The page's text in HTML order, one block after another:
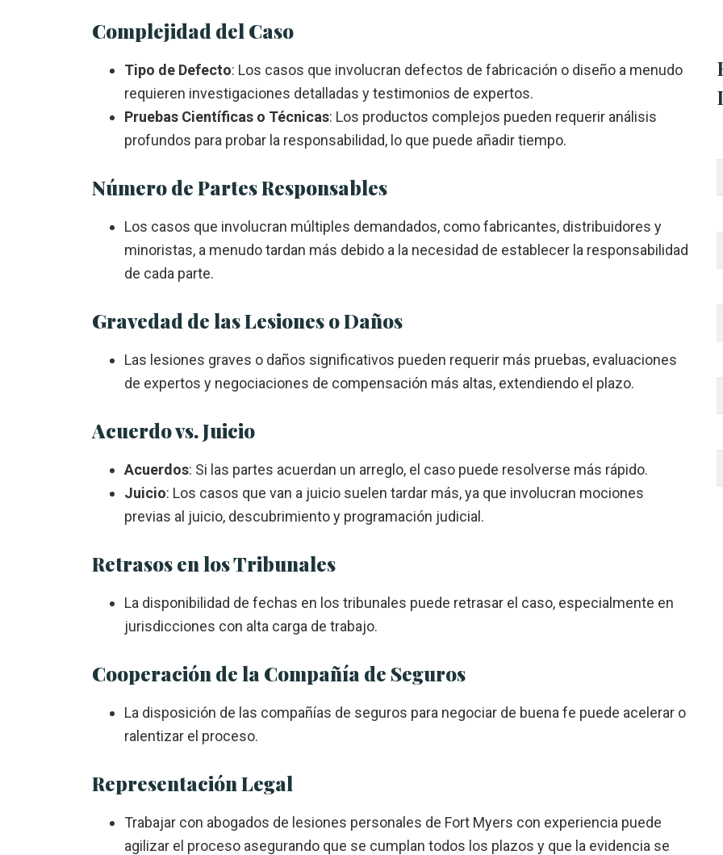
Complejidad del Caso
Tipo de Defecto: Los casos que involucran defectos de fabricación o diseño a menudo
requieren investigaciones detalladas y testimonios de expertos.
Pruebas Científicas o Técnicas: Los productos complejos pueden requerir análisis
profundos para probar la responsabilidad, lo que puede añadir tiempo.
Número de Partes Responsables
Los casos que involucran múltiples demandados, como fabricantes, distribuidores y
minoristas, a menudo tardan más debido a la necesidad de establecer la responsabilidad
de cada parte.
Gravedad de las Lesiones o Daños
Las lesiones graves o daños significativos pueden requerir más pruebas, evaluaciones
de expertos y negociaciones de compensación más altas, extendiendo el plazo.
Acuerdo vs. Juicio
Acuerdos: Si las partes acuerdan un arreglo, el caso puede resolverse más rápido.
Juicio: Los casos que van a juicio suelen tardar más, ya que involucran mociones
previas al juicio, descubrimiento y programación judicial.
Retrasos en los Tribunales
La disponibilidad de fechas en los tribunales puede retrasar el caso, especialmente en
jurisdicciones con alta carga de trabajo.
Cooperación de la Compañía de Seguros
La disposición de las compañías de seguros para negociar de buena fe puede acelerar o
ralentizar el proceso.
Representación Legal
Trabajar con abogados de lesiones personales de Fort Myers con experiencia puede
agilizar el proceso asegurando que se cumplan todos los plazos y que la evidencia se